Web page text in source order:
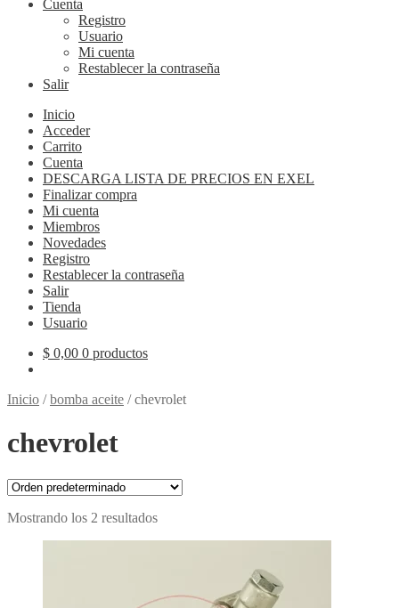
Cuenta
Registro
Usuario
Mi cuenta
Restablecer la contraseña
Salir
Inicio
Acceder
Carrito
Cuenta
DESCARGA LISTA DE PRECIOS EN EXEL
Finalizar compra
Mi cuenta
Miembros
Novedades
Registro
Restablecer la contraseña
Salir
Tienda
Usuario
$ 0,00 0 productos
Inicio /bomba aceite /chevrolet
chevrolet
Mostrando los 2 resultados